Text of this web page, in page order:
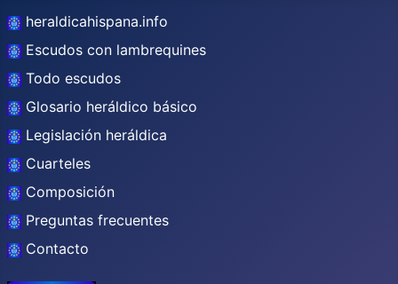
heraldicahispana.info
Escudos con lambrequines
Todo escudos
Glosario heráldico básico
Legislación heráldica
Cuarteles
Composición
Preguntas frecuentes
Contacto